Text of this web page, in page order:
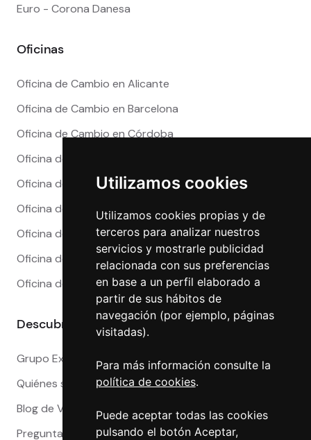
Utilizamos cookies
Utilizamos cookies propias y de
terceros para analizar nuestros
servicios y mostrarle publicidad
relacionada con sus preferencias
en base a un perfil elaborado a
partir de sus hábitos de
navegación (por ejemplo, páginas
visitadas).
Para más información consulte la
política de cookies.
Puede aceptar todas las cookies
pulsando el botón Aceptar,
Euro - Corona Danesa
Oficinas
Oficina de Cambio en Alicante
Oficina de Cambio en Barcelona
Oficina de Cambio en Córdoba
Oficina de Cambio en Granada
Oficina de Cambio en Madrid
Oficina de Cambio en Málaga
Oficina de Cambio en Marbella
Oficina de Cambio en Sevilla
Oficina de Cambio en Valencia
Descubre más
Grupo Exact
Quiénes somos
Blog de Viajeros
Preguntas Frecuentes